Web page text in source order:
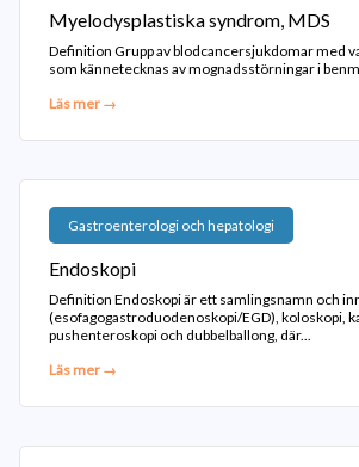
Myelodysplastiska syndrom, MDS
Definition Grupp av blodcancersjukdomar med
som kännetecknas av mognadsstörningar i
Läs mer →
Gastroenterologi och hepatologi
Endoskopi
Definition Endoskopi är ett samlingsnamn och
(esofagogastroduodenoskopi/EGD), koloskopi,
pushenteroskopi och dubbelballong, där...
Läs mer →